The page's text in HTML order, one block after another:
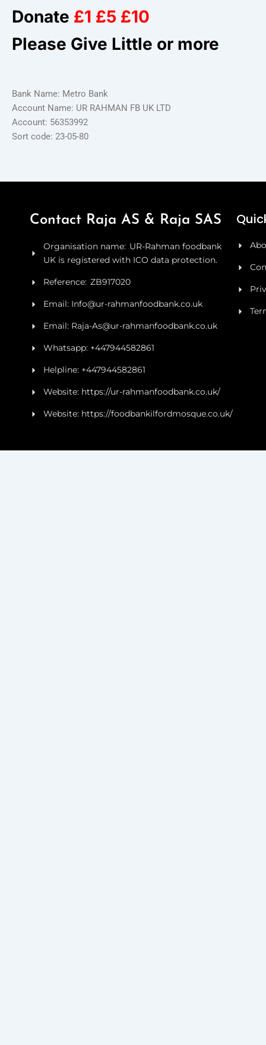
Donate £1 £5 £10
Please Give Little or more
Bank Name: Metro Bank
Account Name: UR RAHMAN FB UK LTD
Account: 56353992
Sort code: 23-05-80
Contact Raja AS & Raja SAS
Organisation name: UR-Rahman foodbank
UK is registered with ICO data protection.
Reference: ZB917020
Email: Info@ur-rahmanfoodbank.co.uk
Email: Raja-As@ur-rahmanfoodbank.co.uk
Whatsapp: +447944582861
Helpline: +447944582861
Website: https://ur-rahmanfoodbank.co.uk/
Website: https://foodbankilfordmosque.co.uk/